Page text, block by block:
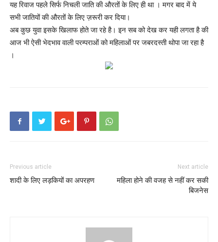
यह रिवाज पहले सिर्फ निचली जाति की औरतों के लिए ही था । मगर बाद में ये
सभी जातियों की औरतों के लिए ज़रूरी कर दिया।
अब कुछ युवा इसके खिलाफ होते जा रहे है। इन सब को देख कर यही लगता है की
आज भी ऐसी भेदभाव वाली परम्पराओं को महिलाओं पर जबरदस्ती थोपा जा रहा है
।
Previous article
शादी के लिए लड़कियों का अपरहण
Next article
महिला होने की वजह से नहीं कर सकी
बिजनेस